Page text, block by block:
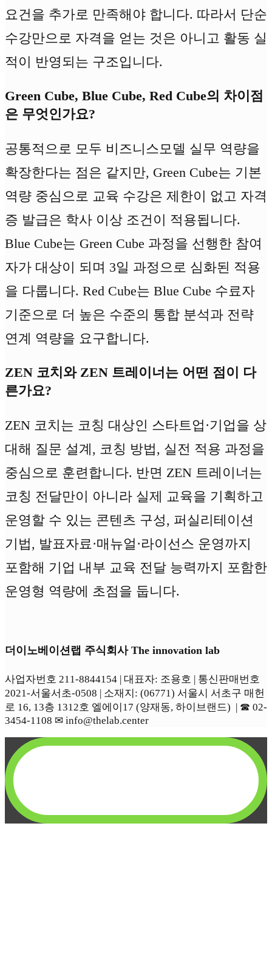
요건을 추가로 만족해야 합니다. 따라서 단순
수강만으로 자격을 얻는 것은 아니고 활동 실
적이 반영되는 구조입니다.
Green Cube, Blue Cube, Red Cube의 차이점
은 무엇인가요?
공통적으로 모두 비즈니스모델 실무 역량을
확장한다는 점은 같지만, Green Cube는 기본
역량 중심으로 교육 수강은 제한이 없고 자격
증 발급은 학사 이상 조건이 적용됩니다.
Blue Cube는 Green Cube 과정을 선행한 참여
자가 대상이 되며 3일 과정으로 심화된 적용
을 다룹니다. Red Cube는 Blue Cube 수료자
기준으로 더 높은 수준의 통합 분석과 전략
연계 역량을 요구합니다.
ZEN 코치와 ZEN 트레이너는 어떤 점이 다
른가요?
ZEN 코치는 코칭 대상인 스타트업·기업을 상
대해 질문 설계, 코칭 방법, 실전 적용 과정을
중심으로 훈련합니다. 반면 ZEN 트레이너는
코칭 전달만이 아니라 실제 교육을 기획하고
운영할 수 있는 콘텐츠 구성, 퍼실리테이션
기법, 발표자료·매뉴얼·라이선스 운영까지
포함해 기업 내부 교육 전달 능력까지 포함한
운영형 역량에 초점을 둡니다.
더이노베이션랩 주식회사 The innovation lab
사업자번호 211-8844154 | 대표자: 조용호 | 통신판매번호
2021-서울서초-0508 | 소재지: (06771) 서울시 서초구 매헌
로 16, 13층 1312호 엘에이17 (양재동, 하이브랜드) | ☎︎ 02-
3454-1108 ✉︎ info@thelab.center